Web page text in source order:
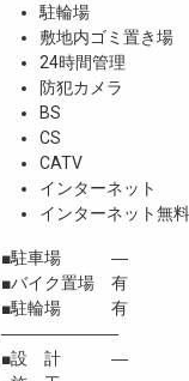
駐輪場
敷地内ゴミ置き場
24時間管理
防犯カメラ
BS
CS
CATV
インターネット
インターネット無料
■駐車場 ―
■バイク置場 有
■駐輪場 有
―――――――
■設 計 ―